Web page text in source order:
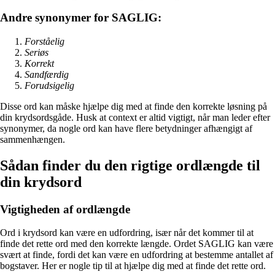
Andre synonymer for SAGLIG:
Forståelig
Seriøs
Korrekt
Sandfærdig
Forudsigelig
Disse ord kan måske hjælpe dig med at finde den korrekte løsning på
din krydsordsgåde. Husk at context er altid vigtigt, når man leder efter
synonymer, da nogle ord kan have flere betydninger afhængigt af
sammenhængen.
Sådan finder du den rigtige ordlængde til
din krydsord
Vigtigheden af ordlængde
Ord i krydsord kan være en udfordring, især når det kommer til at
finde det rette ord med den korrekte længde. Ordet SAGLIG kan være
svært at finde, fordi det kan være en udfordring at bestemme antallet af
bogstaver. Her er nogle tip til at hjælpe dig med at finde det rette ord.